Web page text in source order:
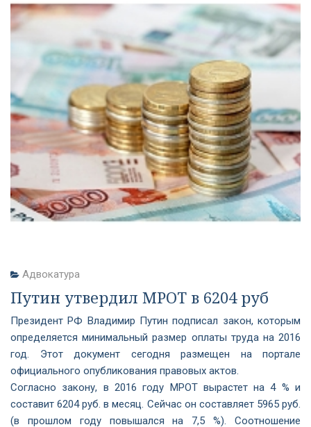
Адвокатура
Путин утвердил МРОТ в 6204 руб
Президент РФ Владимир Путин подписал закон, которым
определяется минимальный размер оплаты труда на 2016
год. Этот документ сегодня размещен на портале
официального опубликования правовых актов.
Согласно закону, в 2016 году МРОТ вырастет на 4 % и
составит 6204 руб. в месяц. Сейчас он составляет 5965 руб.
(в прошлом году повышался на 7,5 %). Соотношение